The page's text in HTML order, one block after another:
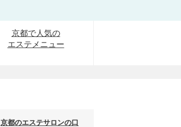
京都で人気の
エステメニュー
京都のエステサロンの口